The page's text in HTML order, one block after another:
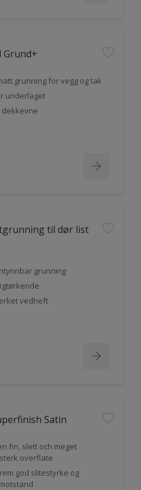
grunning for vegg og tak
underlaget
dekkevne
til dør list
grunning
vedheft
Satin
fin, slett och meget
overflate
god slitestyrke og